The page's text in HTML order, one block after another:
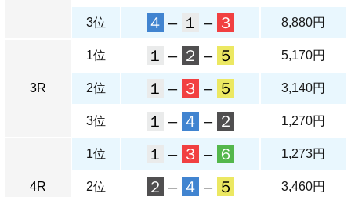
3位 ４ – １ – ３ 8,880円
3R
1位 １ – ２ – ５ 5,170円
2位 １ – ３ – ５ 3,140円
3位 １ – ４ – ２ 1,270円
4R
1位 １ – ３ – ６ 1,273円
2位 ２ – ４ – ５ 3,460円